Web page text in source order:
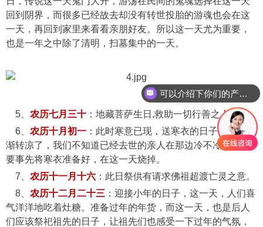
回到阴界，而很多已经故去却没有转世投胎的游魂也会在这
一天，再回到家里来看看亲朋好友。所以这一天尤为重要，
也是一年之中除了清明，扫墓集中的一天。
5、 农历七月三十 ：地藏菩萨生日,救助一切行善之人。
6、 农历十月初一 ：此时寒意已现，送寒衣的日子，天气渐
渐转凉了，我们不知道已经去世的亲人在那边冷不冷，所以
要事先将寒衣准备好，在这一天烧掉。
7、 农历十一月十六 ：此日祭供有请求佛祖超渡亡灵之意。
8、 农历十二月二十三 ：迎接小年的日子，这一天，人们喜
气洋洋地吃着灶糖。准备过年的年货，而这一天，也是后人
们应该祭祀祖先的日子，让祖先们也感受一下过年的气氛，
可以介绍下你们的产品么